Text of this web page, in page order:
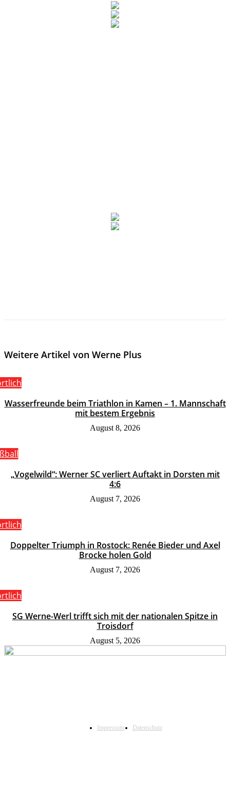
Weitere Artikel von Werne Plus
Wasserfreunde beim Triathlon in Kamen – 1. Mannschaft
mit bestem Ergebnis
August 8, 2026
„Vogelwild“: Werner SC verliert Auftakt in Dorsten mit
4:6
August 7, 2026
Doppelter Triumph in Rostock: Renée Bieder und Axel
Brocke holen Gold
August 7, 2026
SG Werne-Werl trifft sich mit der nationalen Spitze in
Troisdorf
August 5, 2026
Impressum Datenschutz